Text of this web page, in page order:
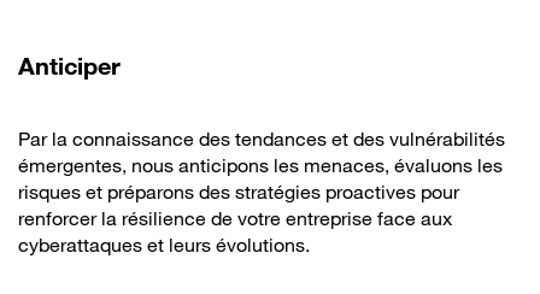
Anticiper
Par la connaissance des tendances et des vulnérabilités
émergentes, nous anticipons les menaces, évaluons les
risques et préparons des stratégies proactives pour
renforcer la résilience de votre entreprise face aux
cyberattaques et leurs évolutions.